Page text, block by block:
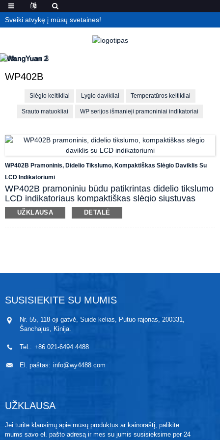
Sveiki atvykę į mūsų svetaines!
WP402B
Slėgio keitikliai Lygio davikliai Temperatūros keitikliai
Srauto matuokliai WP serijos išmanieji pramoniniai indikatoriai
WP402B Pramoninis, Didelio Tikslumo, Kompaktiškas Slėgio Daviklis Su
LCD Indikatoriumi
WP402B pramoniniu būdu patikrintas didelio tikslumo
LCD indikatoriaus kompaktiškas slėgio siųstuvas
pasirinko pažangų didelio tikslumo jutimo
komponentą. Temperatūros kompensavimo varža
korpusą.
UŽKLAUSA DETALĖ
SUSISIEKITE SU MUMIS
Nr. 55, 118-oji gatvė, Suide kelias, Putuo rajonas, 200331,
Šanchajus, Kinija.
Tel.: +86 021-6494 4488
El. paštas: info@wy4488.com
UŽKLAUSA
Jei turite klausimų apie mūsų produktus ar kainoraštį, palikite
mums savo el. pašto adresą ir mes su jumis susisieksime per 24